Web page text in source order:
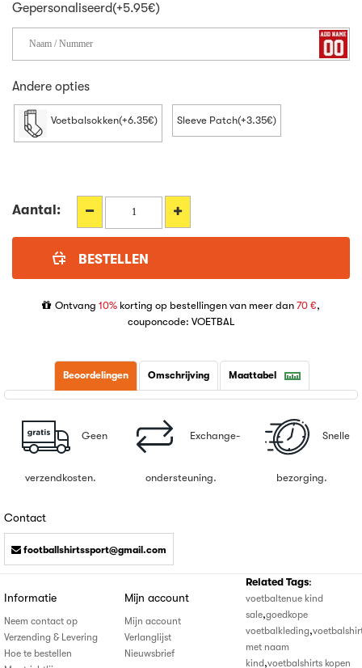
Gepersonaliseerd(+5.95€)
Andere opties
Voetbalsokken(+6.35€) Sleeve Patch(+3.35€)
Aantal:
Ontvang 10% korting op bestellingen van meer dan 70 €,
couponcode: VOETBAL
Beoordelingen Omschrijving Maattabel
Geen
verzendkosten.
Exchange-
ondersteuning.
Snelle
bezorging.
Contact
footballshirtssport@gmail.com
Informatie
Neem contact op
Verzending & Levering
Hoe te bestellen
Mijn account
Mijn account
Verlanglijst
Nieuwsbrief
Related Tags:
voetbaltenue kind
sale,goedkope
voetbalkleding,
met naam
kind,voetbalshirts kopen